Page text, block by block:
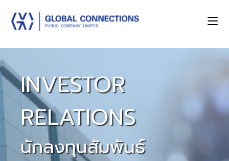
INVESTOR
RELATIONS
นักลงทุนสัมพันธ์